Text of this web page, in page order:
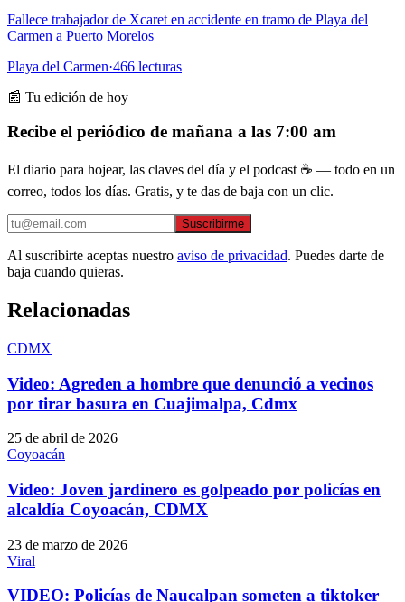
Fallece trabajador de Xcaret en accidente en tramo de Playa del
Carmen a Puerto Morelos
Playa del Carmen·466 lecturas
📰 Tu edición de hoy
Recibe el periódico de mañana a las 7:00 am
El diario para hojear, las claves del día y el podcast ☕ — todo en un
correo, todos los días. Gratis, y te das de baja con un clic.
Suscribirme
Al suscribirte aceptas nuestro aviso de privacidad. Puedes darte de
baja cuando quieras.
Relacionadas
CDMX
Video: Agreden a hombre que denunció a vecinos
por tirar basura en Cuajimalpa, Cdmx
25 de abril de 2026
Coyoacán
Video: Joven jardinero es golpeado por policías en
alcaldía Coyoacán, CDMX
23 de marzo de 2026
Viral
VIDEO: Policías de Naucalpan someten a tiktoker